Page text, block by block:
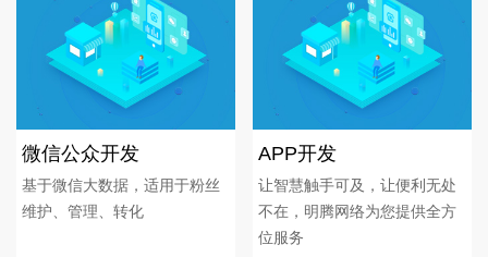
微信公众开发
基于微信大数据，适用于粉丝
维护、管理、转化
APP开发
让智慧触手可及，让便利无处
不在，明腾网络为您提供全方
位服务